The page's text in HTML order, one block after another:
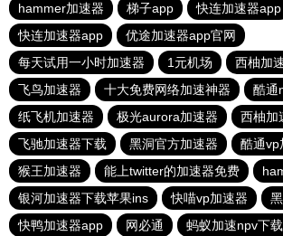
hammer加速器
梯子app
快连加速器app
快连加速器app
优途加速器app官网
每天试用一小时加速器
1元机场
西柚加
飞鸟加速器
十大免费网络加速神器
酷通
纸飞机加速器
极光aurora加速器
西柚加
飞驰加速器下载
黑洞官方加速器 酷通vp
猴王加速器
能上twitter的加速器免费
银河加速器下载苹果ins
快喵vp加速器
快鸭加速器app
网必通 蚂蚁加速npv下